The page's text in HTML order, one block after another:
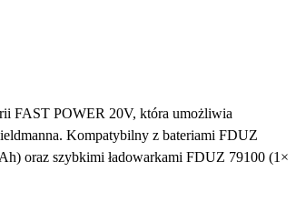
FAST POWER 20V, która umożliwia
Kompatybilny z bateriami FDUZ
oraz szybkimi ładowarkami FDUZ 79100 (1×